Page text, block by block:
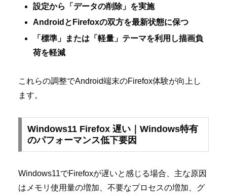
設定から「データの削除」を実施
AndroidとFirefoxの双方を最新状態に保つ
「標準」または「軽量」テーマを利用し描画負
荷を軽減
これらの調整でAndroid端末のFirefox体験が向上し
ます。
Windows11 Firefox 遅い｜Windows特有
のパフォーマンス低下要因
Windows11でFirefoxが遅いと感じる場合、主な原因
はメモリ使用量の増加、不要なプロセスの増加、グ